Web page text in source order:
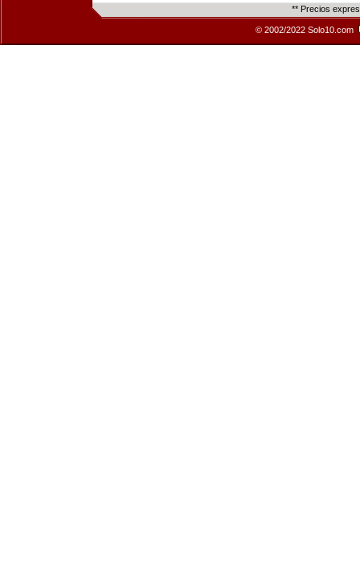
** Precios
© 2002/2022 Solo10.com